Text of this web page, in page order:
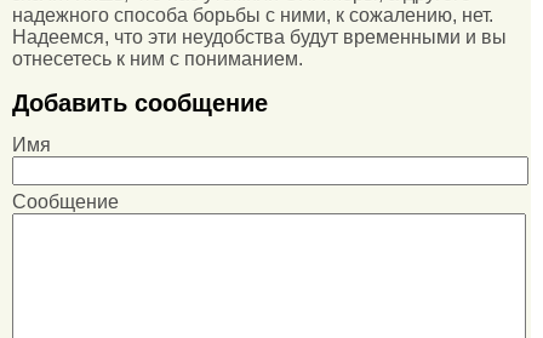
надежного способа борьбы с ними, к сожалению, нет.
Надеемся, что эти неудобства будут временными и вы
отнесетесь к ним с пониманием.
Добавить сообщение
Имя
Сообщение